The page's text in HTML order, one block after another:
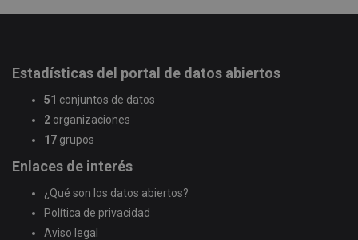
Estadísticas del portal de datos abiertos
51 conjuntos de datos
2 organizaciones
17 grupos
Enlaces de interés
¿Qué son los datos abiertos?
Política de privacidad
Aviso legal